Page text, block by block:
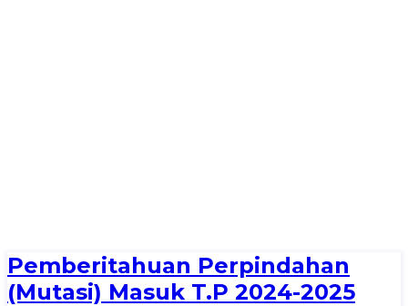
Pemberitahuan Perpindahan
(Mutasi) Masuk T.P 2024-2025